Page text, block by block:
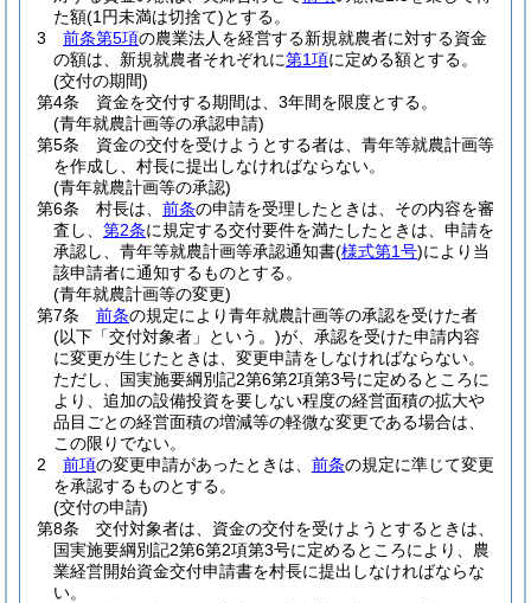
た額(1円未満は切捨て)とする。
3
前条第5項の農業法人を経営する新規就農者に対する資金
の額は、新規就農者それぞれに第1項に定める額とする。
(交付の期間)
第4条
資金を交付する期間は、3年間を限度とする。
(青年就農計画等の承認申請)
第5条
資金の交付を受けようとする者は、青年等就農計画等
を作成し、村長に提出しなければならない。
(青年就農計画等の承認)
第6条
村長は、 前条の申請を受理したときは、その内容を審
査し、 第2条に規定する交付要件を満たしたときは、申請を
承認し、青年等就農計画等承認通知書(様式第1号)により当
該申請者に通知するものとする。
(青年就農計画等の変更)
第7条
前条の規定により青年就農計画等の承認を受けた者
(以下「交付対象者」という。)が、承認を受けた申請内容
に変更が生じたときは、変更申請をしなければならない。
ただし、国実施要綱別記2第6第2項第3号に定めるところに
より、追加の設備投資を要しない程度の経営面積の拡大や
品目ごとの経営面積の増減等の軽微な変更である場合は、
この限りでない。
2
前項の変更申請があったときは、 前条の規定に準じて変更
を承認するものとする。
(交付の申請)
第8条
交付対象者は、資金の交付を受けようとするときは、
国実施要綱別記2第6第2項第3号に定めるところにより、農
業経営開始資金交付申請書を村長に提出しなければならな
い。